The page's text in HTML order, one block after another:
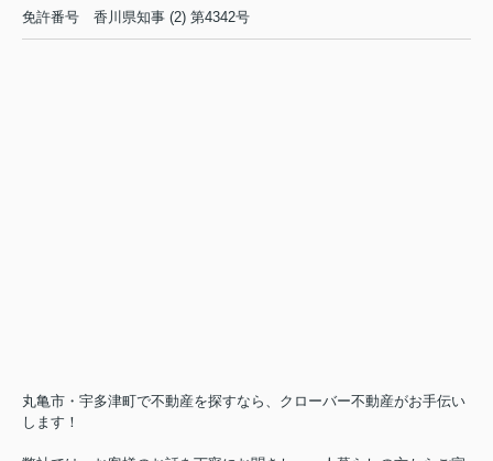
免許番号 香川県知事 (2) 第4342号
丸亀市・宇多津町で不動産を探すなら、クローバー不動産がお手伝い
します！